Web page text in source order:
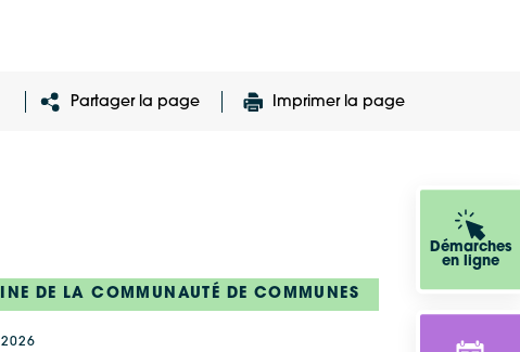
Démarches
en ligne
Partager la page Imprimer la page
DE LA COMMUNAUTÉ DE COMMUNES